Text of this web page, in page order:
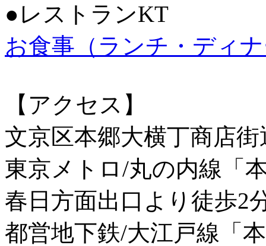
●レストランKT
お食事（ランチ・ディ
【アクセス】
文京区本郷大横丁商店
東京メトロ/丸の内線「
春日方面出口より徒歩2
都営地下鉄/大江戸線「